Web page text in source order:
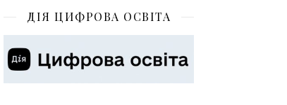
ДІЯ ЦИФРОВА ОСВІТА